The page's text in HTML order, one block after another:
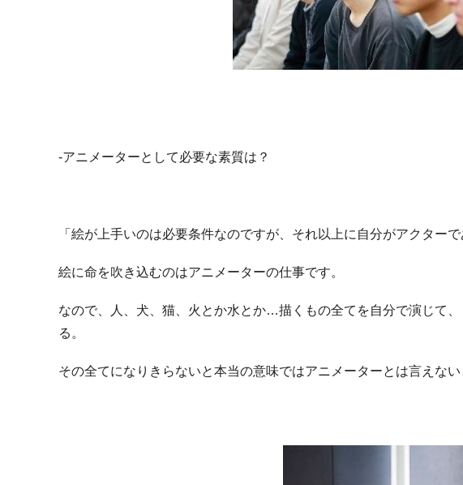
-アニメーターとして必要な素質は？
「絵が上手いのは必要条件なのですが、それ以上に自分がアクター
絵に命を吹き込むのはアニメーターの仕事です。
なので、人、犬、猫、火とか水とか…描くもの全てを自分で演じて
る。
その全てになりきらないと本当の意味ではアニメーターとは言えない